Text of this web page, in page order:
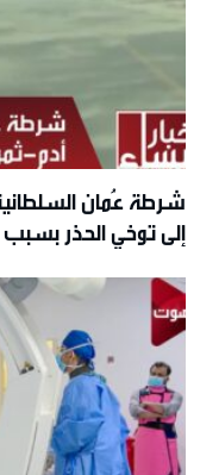
شرطة عُمان
إلى توخي الحذر بسبب